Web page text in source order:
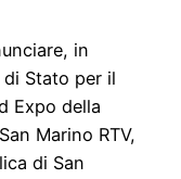
in
Stato per il
Expo della
Marino RTV,
di San